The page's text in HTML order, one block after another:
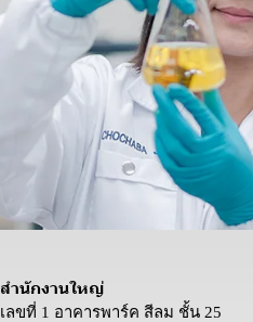
สำนักงานใหญ่
เลขที่ 1 อาคารพาร์ค สีลม ชั้น 25